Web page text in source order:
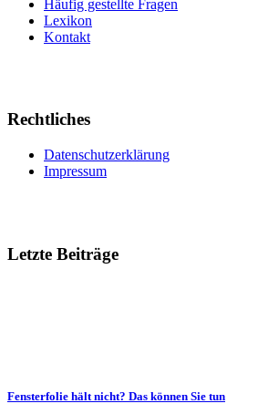
Häufig gestellte Fragen
Lexikon
Kontakt
Rechtliches
Datenschutzerklärung
Impressum
Letzte Beiträge
Fensterfolie hält nicht? Das können Sie tun